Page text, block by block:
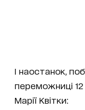
І наостанок,
переможниці 12
Марії Квітки: